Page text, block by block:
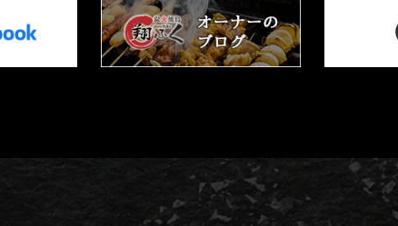
方法を通じてユーザーが入力または送信する情報
おいて、他のサービスと連携を許可することにより、
利用するID
イバシー設定によりユーザーが連携先に開示を認めた情
るにあたって、当社が収集する情報